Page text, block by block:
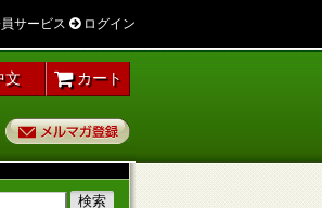
サービス ログイン
文 カート
プレゼント